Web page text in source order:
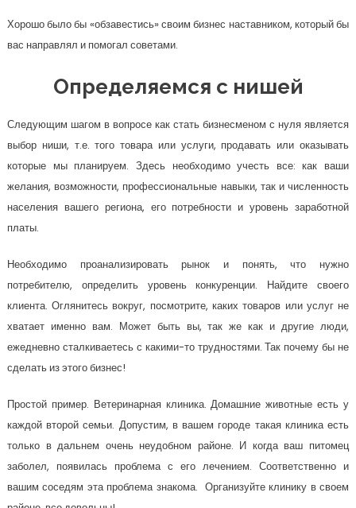
Хорошо было бы «обзавестись» своим бизнес наставником, который бы
вас направлял и помогал советами.
Определяемся с нишей
Следующим шагом в вопросе как стать бизнесменом с нуля является
выбор ниши, т.е. того товара или услуги, продавать или оказывать
которые мы планируем. Здесь необходимо учесть все: как ваши
желания, возможности, профессиональные навыки, так и численность
населения вашего региона, его потребности и уровень заработной
платы.
Необходимо проанализировать рынок и понять, что нужно
потребителю, определить уровень конкуренции. Найдите своего
клиента. Оглянитесь вокруг, посмотрите, каких товаров или услуг не
хватает именно вам. Может быть вы, так же как и другие люди,
ежедневно сталкиваетесь с какими-то трудностями. Так почему бы не
сделать из этого бизнес!
Простой пример. Ветеринарная клиника. Домашние животные есть у
каждой второй семьи. Допустим, в вашем городе такая клиника есть
только в дальнем очень неудобном районе. И когда ваш питомец
заболел, появилась проблема с его лечением. Соответственно и
вашим соседям эта проблема знакома. Организуйте клинику в своем